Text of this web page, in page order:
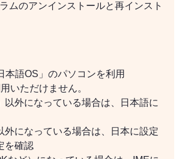
ムのアンインストールと再インスト
本語OS」のパソコンを利用
いただけません。
外になっている場合は、日本語に
になっている場合は、日本に設定
を確認